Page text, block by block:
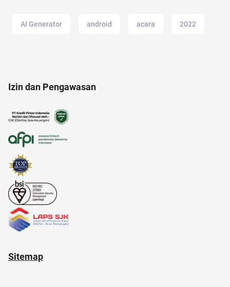
AI Generator android acara 2022
Izin dan Pengawasan
Sitemap